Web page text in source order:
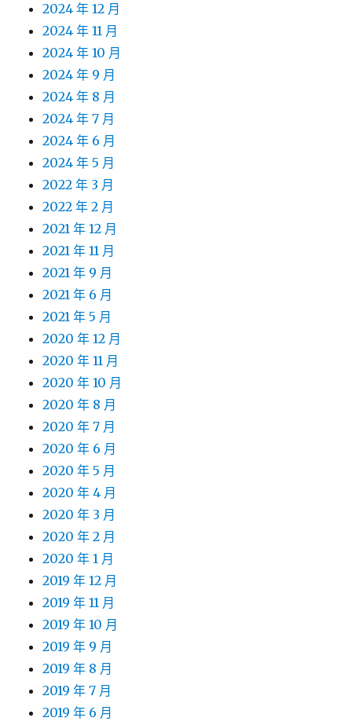
2024 年 12 月
2024 年 11 月
2024 年 10 月
2024 年 9 月
2024 年 8 月
2024 年 7 月
2024 年 6 月
2024 年 5 月
2022 年 3 月
2022 年 2 月
2021 年 12 月
2021 年 11 月
2021 年 9 月
2021 年 6 月
2021 年 5 月
2020 年 12 月
2020 年 11 月
2020 年 10 月
2020 年 8 月
2020 年 7 月
2020 年 6 月
2020 年 5 月
2020 年 4 月
2020 年 3 月
2020 年 2 月
2020 年 1 月
2019 年 12 月
2019 年 11 月
2019 年 10 月
2019 年 9 月
2019 年 8 月
2019 年 7 月
2019 年 6 月